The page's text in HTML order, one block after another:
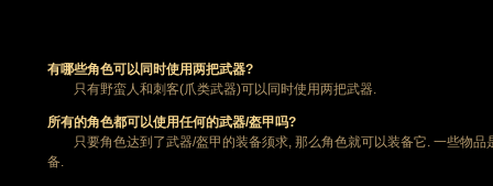
有哪些角色可以同时使用两把武器?
只有野蛮人和刺客(爪类武器)可以同时使用两把武器.
所有的角色都可以使用任何的武器/盔甲吗?
只要角色达到了武器/盔甲的装备须求, 那么角色就可以装备它. 一些物品
备.